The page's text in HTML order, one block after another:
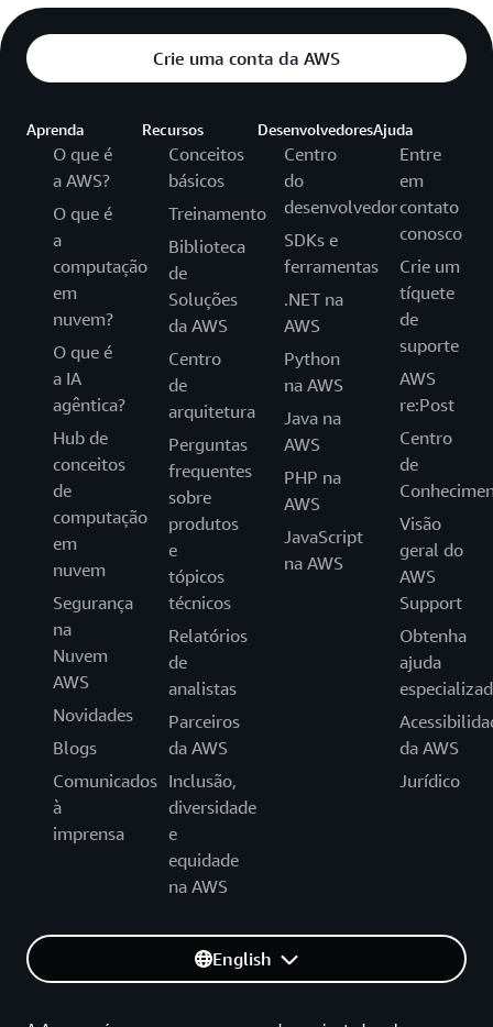
Crie uma conta da AWS
Aprenda
O que é
a AWS?
O que é
a
computação
em
nuvem?
O que é
a IA
agêntica?
Hub de
conceitos
de
computação
em
nuvem
Segurança
na
Nuvem
AWS
Novidades
Blogs
Comunicados
à
imprensa
Recursos
Conceitos
básicos
Treinamento
Biblioteca
de
Soluções
da AWS
Centro
de
arquitetura
Perguntas
frequentes
sobre
produtos
e
tópicos
técnicos
Relatórios
de
analistas
Parceiros
da AWS
Inclusão,
diversidade
e
equidade
na AWS
Desenvolvedores
Centro
do
desenvolvedor
SDKs e
ferramentas
.NET na
AWS
Python
na AWS
Java na
AWS
PHP na
AWS
JavaScript
na AWS
Ajuda
Entre
em
contato
conosco
Crie um
tíquete
de
suporte
AWS
re:Post
Centro
de
Visão
geral do
AWS
Support
Obtenha
ajuda
da AWS
Jurídico
English